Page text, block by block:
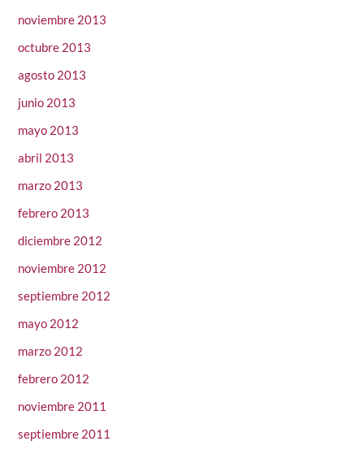
noviembre 2013
octubre 2013
agosto 2013
junio 2013
mayo 2013
abril 2013
marzo 2013
febrero 2013
diciembre 2012
noviembre 2012
septiembre 2012
mayo 2012
marzo 2012
febrero 2012
noviembre 2011
septiembre 2011